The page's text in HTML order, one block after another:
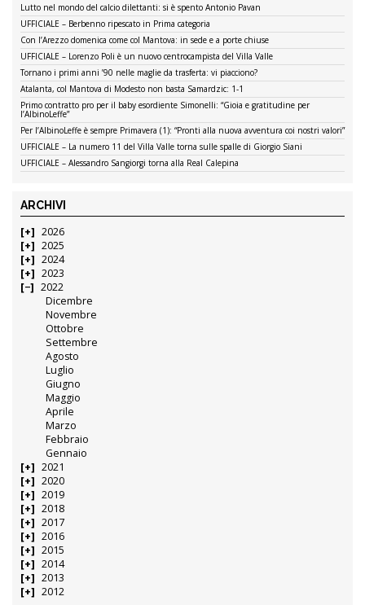
Lutto nel mondo del calcio dilettanti: si è spento Antonio Pavan
UFFICIALE – Berbenno ripescato in Prima categoria
Con l’Arezzo domenica come col Mantova: in sede e a porte chiuse
UFFICIALE – Lorenzo Poli è un nuovo centrocampista del Villa Valle
Tornano i primi anni ’90 nelle maglie da trasferta: vi piacciono?
Atalanta, col Mantova di Modesto non basta Samardzic: 1-1
Primo contratto pro per il baby esordiente Simonelli: “Gioia e gratitudine per
l’AlbinoLeffe”
Per l’AlbinoLeffe è sempre Primavera (1): “Pronti alla nuova avventura coi nostri valori”
UFFICIALE – La numero 11 del Villa Valle torna sulle spalle di Giorgio Siani
UFFICIALE – Alessandro Sangiorgi torna alla Real Calepina
ARCHIVI
2026
2025
2024
2023
2022
Dicembre
Novembre
Ottobre
Settembre
Agosto
Luglio
Giugno
Maggio
Aprile
Marzo
Febbraio
Gennaio
2021
2020
2019
2018
2017
2016
2015
2014
2013
2012